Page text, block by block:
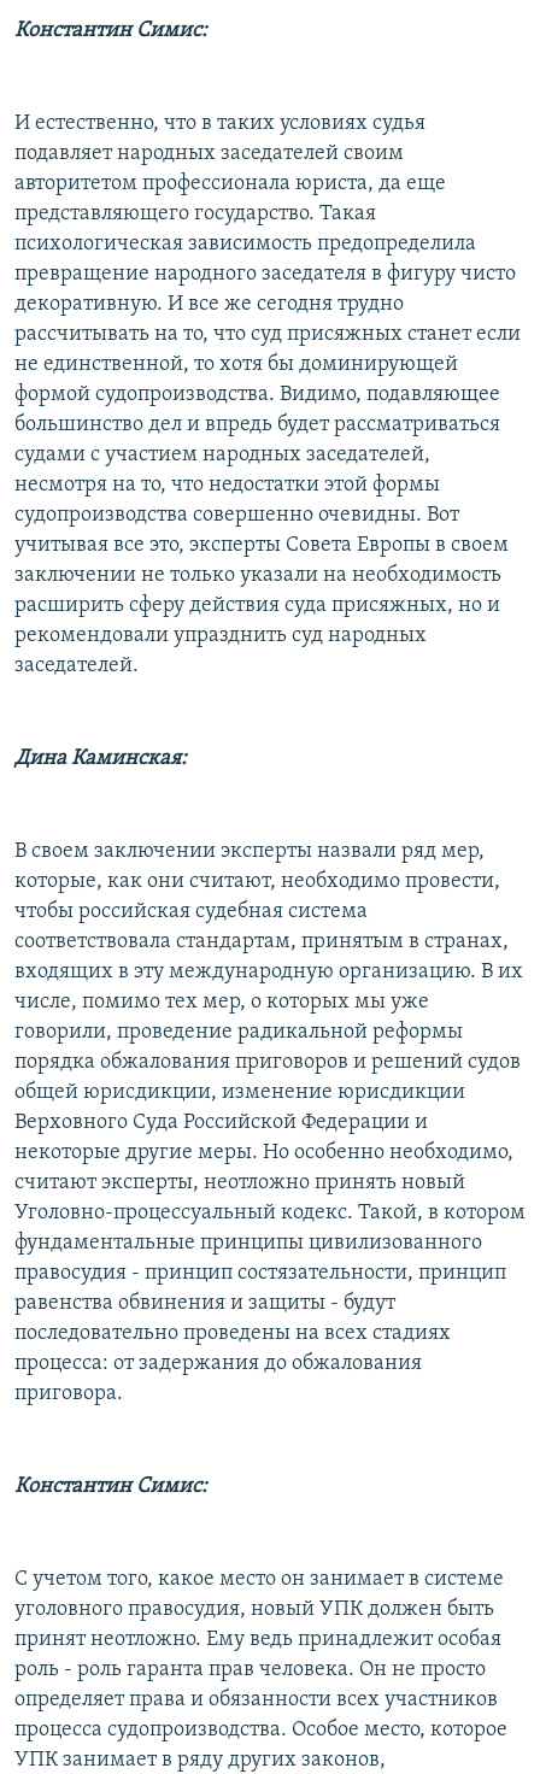
Константин Симис:
И естественно, что в таких условиях судья
подавляет народных заседателей своим
авторитетом профессионала юриста, да еще
представляющего государство. Такая
психологическая зависимость предопределила
превращение народного заседателя в фигуру чисто
декоративную. И все же сегодня трудно
рассчитывать на то, что суд присяжных станет если
не единственной, то хотя бы доминирующей
формой судопроизводства. Видимо, подавляющее
большинство дел и впредь будет рассматриваться
судами с участием народных заседателей,
несмотря на то, что недостатки этой формы
судопроизводства совершенно очевидны. Вот
учитывая все это, эксперты Совета Европы в своем
заключении не только указали на необходимость
расширить сферу действия суда присяжных, но и
рекомендовали упразднить суд народных
заседателей.
Дина Каминская:
В своем заключении эксперты назвали ряд мер,
которые, как они считают, необходимо провести,
чтобы российская судебная система
соответствовала стандартам, принятым в странах,
входящих в эту международную организацию. В их
числе, помимо тех мер, о которых мы уже
говорили, проведение радикальной реформы
порядка обжалования приговоров и решений судов
общей юрисдикции, изменение юрисдикции
Верховного Суда Российской Федерации и
некоторые другие меры. Но особенно необходимо,
считают эксперты, неотложно принять новый
Уголовно-процессуальный кодекс. Такой, в котором
фундаментальные принципы цивилизованного
правосудия - принцип состязательности, принцип
равенства обвинения и защиты - будут
последовательно проведены на всех стадиях
процесса: от задержания до обжалования
приговора.
Константин Симис:
С учетом того, какое место он занимает в системе
уголовного правосудия, новый УПК должен быть
принят неотложно. Ему ведь принадлежит особая
роль - роль гаранта прав человека. Он не просто
определяет права и обязанности всех участников
процесса судопроизводства. Особое место, которое
УПК занимает в ряду других законов,